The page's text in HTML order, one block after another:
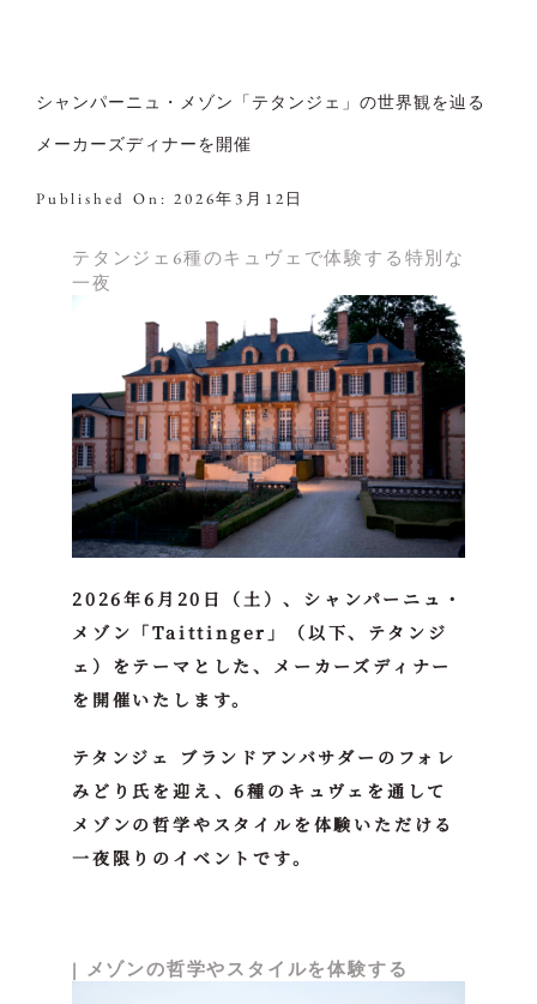
シャンパーニュ・メゾン「テタンジェ」の世界観を辿る
メーカーズディナーを開催
Published On: 2026年3月12日
テタンジェ6種のキュヴェで体験する特別な
一夜
2026年6月20日（土）、シャンパーニュ・
メゾン「Taittinger」（以下、テタンジ
ェ）をテーマとした、メーカーズディナー
を開催いたします。
テタンジェ ブランドアンバサダーのフォレ
みどり氏を迎え、6種のキュヴェを通して
メゾンの哲学やスタイルを体験いただける
一夜限りのイベントです。
| メゾンの哲学やスタイルを体験する